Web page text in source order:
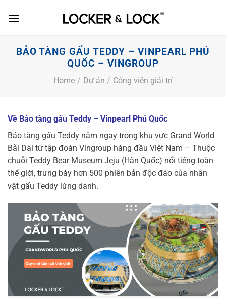
BẢO TÀNG GẤU TEDDY – VINPEARL PHÚ
QUỐC – VINGROUP
Home / Dự án / Công viên giải trí
Về Bảo tàng gấu Teddy – Vinpearl Phú Quốc
Bảo tàng gấu Teddy nằm ngay trong khu vực Grand World
Bãi Dài từ tập đoàn Vingroup hàng đầu Việt Nam – Thuộc
chuỗi Teddy Bear Museum Jeju (Hàn Quốc) nổi tiếng toàn
thế giới, trưng bày hơn 500 phiên bản độc đáo của nhân
vật gấu Teddy lừng danh.